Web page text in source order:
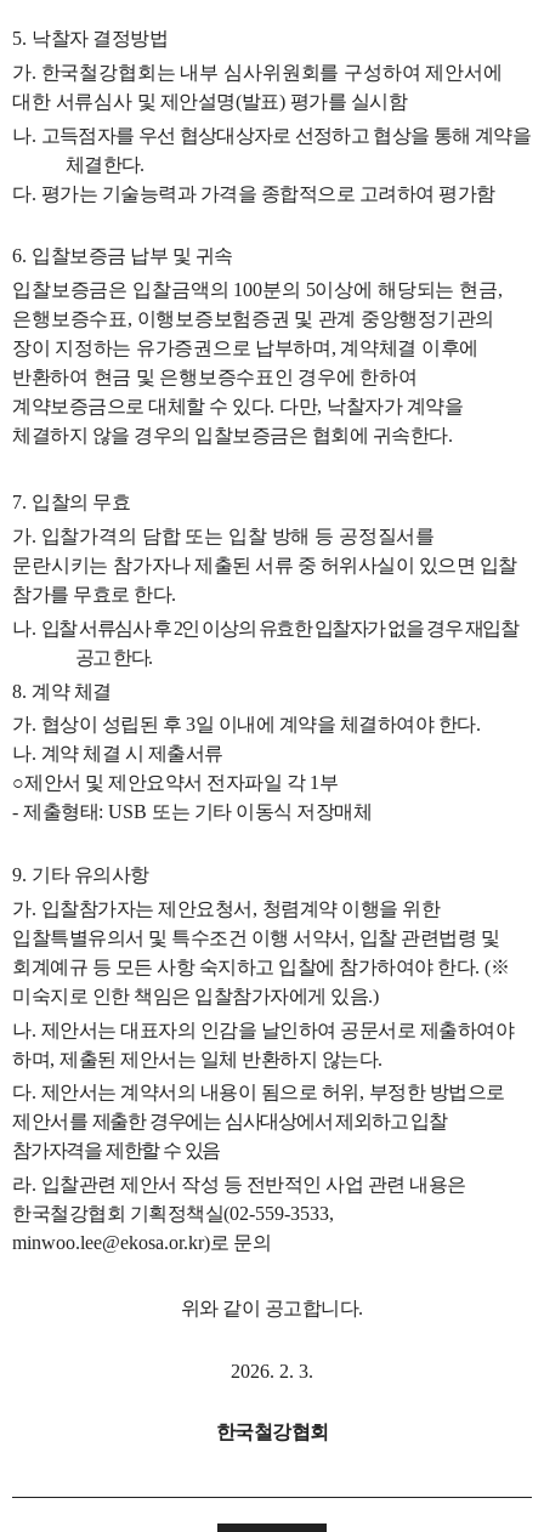
5. 낙찰자 결정방법
가. 한국철강협회는 내부 심사위원회를 구성하여 제안서에
대한 서류심사 및 제안설명(발표) 평가를 실시함
나. 고득점자를 우선 협상대상자로 선정하고 협상을 통해 계약을
체결한다.
다. 평가는 기술능력과 가격을 종합적으로 고려하여 평가함
6. 입찰보증금 납부 및 귀속
입찰보증금은 입찰금액의 100분의 5이상에 해당되는 현금,
은행보증수표, 이행보증보험증권 및 관계 중앙행정기관의
장이 지정하는 유가증권으로 납부하며 , 계약체결 이후에
반환하여 현금 및 은행보증수표인 경우에 한하여
계약보증금으로 대체할 수 있다. 다만, 낙찰자가 계약을
체결하지 않을 경우의 입찰보증금은 협회에 귀속한다.
7. 입찰의 무효
가. 입찰가격의 담합 또는 입찰 방해 등 공정질서를
문란시키는 참가자나 제출된 서류 중 허위사실이 있으면 입찰
참가를 무효로 한다.
나. 입찰 서류심사 후2인 이상의 유효한 입찰자가 없을 경우 재입찰
공고 한다.
8. 계약 체결
가. 협상이 성립된 후 3일 이내에 계약을 체결하여야 한다.
나. 계약 체결 시 제출서류
○제안서 및 제안요약서 전자파일 각 1 부
- 제출형태: USB 또는 기타 이동식 저장매체
9. 기타 유의사항
가. 입찰참가자는 제안요청서 , 청렴계약 이행을 위한
입찰특별유의서 및 특수조건 이행 서약서 , 입찰 관련법령 및
회계예규 등 모든 사항 숙지하고 입찰에 참가하여야 한다. (※
미숙지로 인한 책임은 입찰참가자에게 있음.)
나. 제안서는 대표자의 인감을 날인하여 공문서로 제출하여야
하며, 제출된 제안서는 일체 반환하지 않는다.
다. 제안서는 계약서의 내용이 됨으로 허위 , 부정한 방법으로
제안서를 제출한 경우에는 심사대상에서 제외하고 입찰
참가자격을 제한할 수 있음
라. 입찰관련 제안서 작성 등 전반적인 사업 관련 내용은
한국철강협회 기획정책실(02-559-3533,
minwoo.lee@ekosa.or.kr)로 문의
위와 같이 공고합니다.
2026. 2. 3.
한국철강협회